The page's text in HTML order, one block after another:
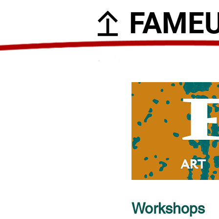
Workshops